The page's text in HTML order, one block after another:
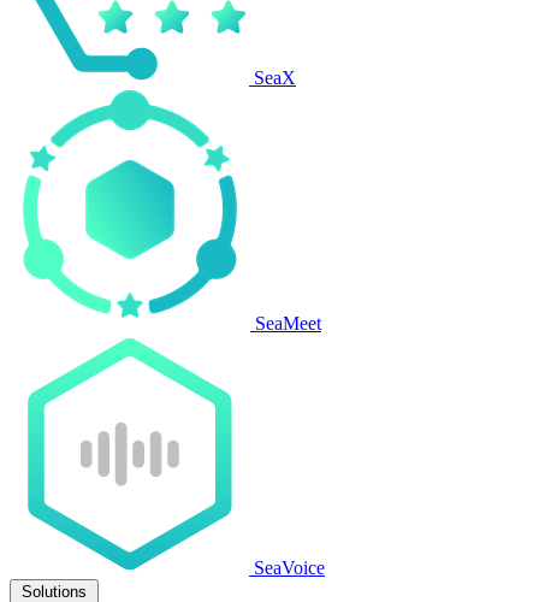
SeaX
SeaMeet
SeaVoice
Solutions